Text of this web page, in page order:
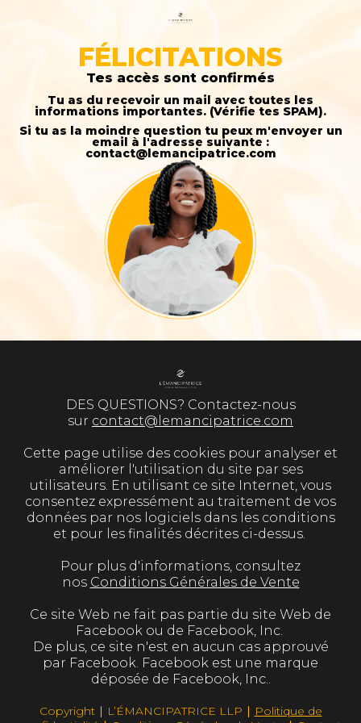
FÉLICITATIONS
Tes accès sont confirmés
Tu as du recevoir un mail avec toutes les
informations importantes. (Vérifie tes SPAM).
Si tu as la moindre question tu peux m'envoyer un
email à l'adresse suivante :
contact@lemancipatrice.com
DES QUESTIONS? Contactez-nous
sur contact@lemancipatrice.com
Cette page utilise des cookies pour analyser et
améliorer l'utilisation du site par ses
utilisateurs. En utilisant ce site Internet, vous
consentez expressément au traitement de vos
données par nos logiciels dans les conditions
et pour les finalités décrites ci-dessus.
Pour plus d'informations, consultez
nos Conditions Générales de Vente
Ce site Web ne fait pas partie du site Web de
Facebook ou de Facebook, Inc.
De plus, ce site n'est en aucun cas approuvé
par Facebook. Facebook est une marque
déposée de Facebook, Inc..
Copyright ∣ L’ÉMANCIPATRICE LLP ∣ Politique de